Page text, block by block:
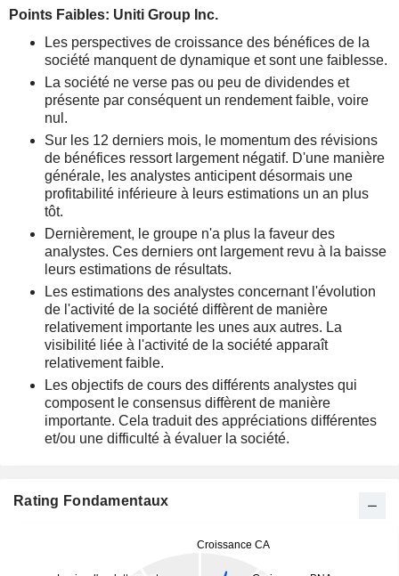
Points Faibles: Uniti Group Inc.
Les perspectives de croissance des bénéfices de la
société manquent de dynamique et sont une faiblesse.
La société ne verse pas ou peu de dividendes et
présente par conséquent un rendement faible, voire
nul.
Sur les 12 derniers mois, le momentum des révisions
de bénéfices ressort largement négatif. D'une manière
générale, les analystes anticipent désormais une
profitabilité inférieure à leurs estimations un an plus
tôt.
Dernièrement, le groupe n'a plus la faveur des
analystes. Ces derniers ont largement revu à la baisse
leurs estimations de résultats.
Les estimations des analystes concernant l'évolution
de l'activité de la société diffèrent de manière
relativement importante les unes aux autres. La
visibilité liée à l'activité de la société apparaît
relativement faible.
Les objectifs de cours des différents analystes qui
composent le consensus diffèrent de manière
importante. Cela traduit des appréciations différentes
et/ou une difficulté à évaluer la société.
Rating Fondamentaux